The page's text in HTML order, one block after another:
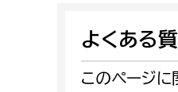
警防第2課
監査事務
よくある
このページに